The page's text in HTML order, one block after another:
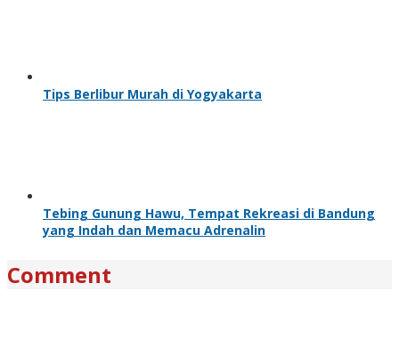
Tips Berlibur Murah di Yogyakarta
Tebing Gunung Hawu, Tempat Rekreasi di Bandung
yang Indah dan Memacu Adrenalin
Comment